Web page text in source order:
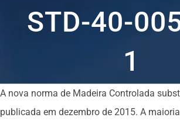
STD-40-
1
A nova norma de Madeira Controlada
publicada em dezembro de 2015. A